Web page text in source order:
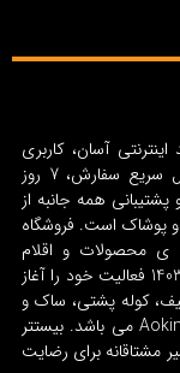
آسان، کاربری
ساده و لذت‌بخش، روش‌های پرداخت متنوع، ارسال سریع سفارش، 7 روز
همه جانبه از
و پوشاک است. فروشگاه
ی محصولات و اقلام
تخصصی مدرسه، سفر و اکسسوری در ایران از سال 1403 فعالیت خود را آغاز
کوله پشتی، ساک و
چمدان از برندهای مطرح و به نام گابل Gabol و Aoking می باشد. بیستتر
مشتاقانه برای رضایت